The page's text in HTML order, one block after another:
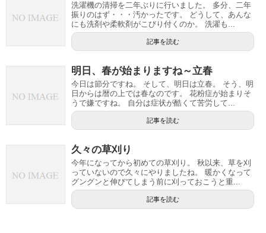
洗濯機の清掃を二年ぶりに行いました。 多分、二年
振りのはず・・・汚かったです。 どうして、あんな
にも洗剤や柔軟剤がこびり付くのか。 洗濯も...
記事を読む
明日、春が始まりますね～立春
今日は節分ですね。 そして、明日は立春。 そう、明
日からは暦の上では春なのです。 花粉症が始まりそ
うで嫌ですね。 自分は症状が酷くて苦労して...
記事を読む
久々の草刈り
今年になってから初めての草刈り。 秋以来、草を刈
っていないので久々にやりましたね。 暖かくなって
グングンと伸びてしまう前に刈っておこうと重...
記事を読む